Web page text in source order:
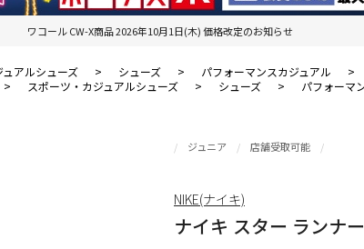
ワコール CW-X商品 2026年10月1日(木) 価格改定のお知らせ
アルシューズ > シューズ > パフォーマンスカジュアル >
> スポーツ・カジュアルシューズ > シューズ > パフォーマ
ジュニア 店舗受取可能
ナイキ スター ランナ
NIKE(ナイキ)